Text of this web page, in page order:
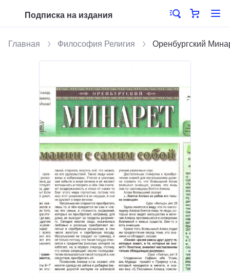
Подписка на издания
Главная Философия Религия Оренбургский